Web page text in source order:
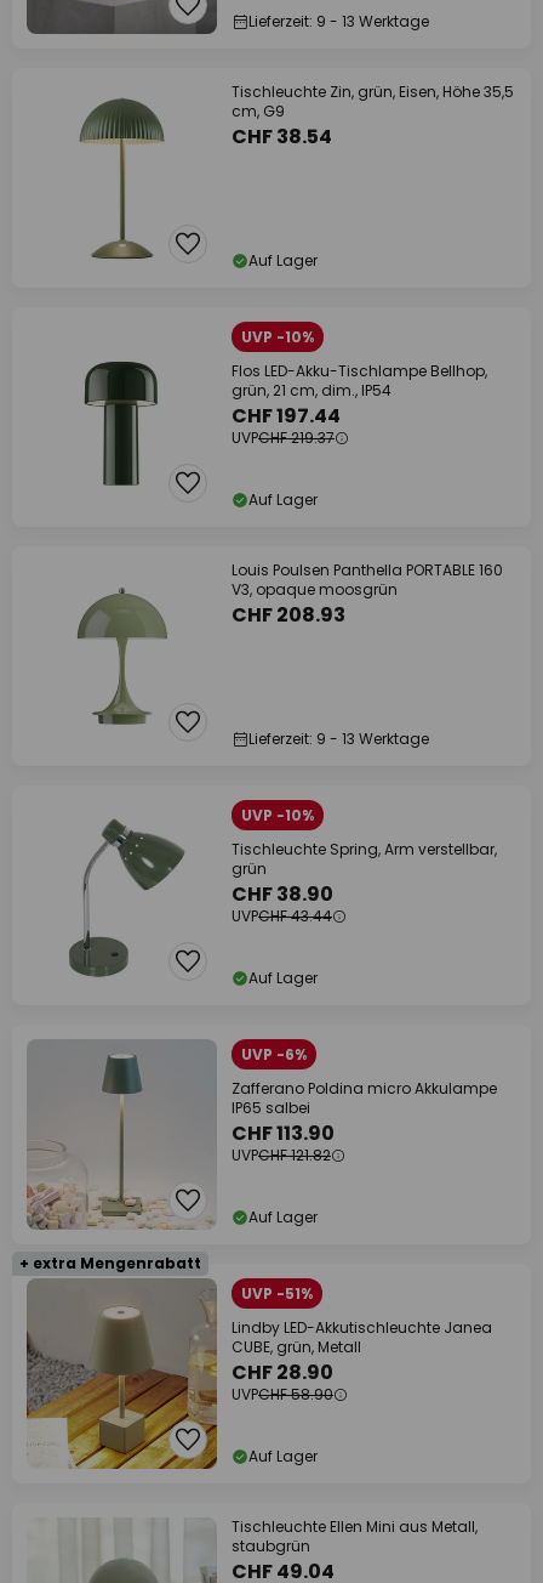
Lieferzeit: 9 - 13 Werktage
Tischleuchte Zin, grün, Eisen, Höhe 35,5
cm, G9
CHF 38.54
Auf Lager
UVP -10%
Flos LED-Akku-Tischlampe Bellhop,
grün, 21 cm, dim., IP54
CHF 197.44
UVPCHF 219.37
Auf Lager
Louis Poulsen Panthella PORTABLE 160
V3, opaque moosgrün
CHF 208.93
Lieferzeit: 9 - 13 Werktage
UVP -10%
Tischleuchte Spring, Arm verstellbar,
grün
CHF 38.90
UVPCHF 43.44
Auf Lager
UVP -6%
Zafferano Poldina micro Akkulampe
IP65 salbei
CHF 113.90
UVPCHF 121.82
Auf Lager
+ extra Mengenrabatt
UVP -51%
Lindby LED-Akkutischleuchte Janea
CUBE, grün, Metall
CHF 28.90
UVPCHF 58.90
Auf Lager
Tischleuchte Ellen Mini aus Metall,
staubgrün
CHF 49.04